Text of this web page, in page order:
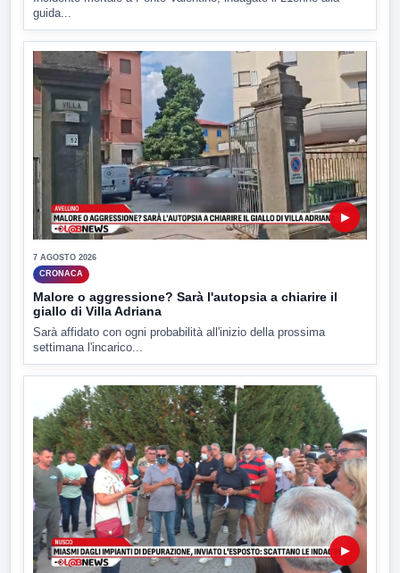
guida...
▶
7 AGOSTO 2026
CRONACA
Malore o aggressione? Sarà l'autopsia a chiarire il
giallo di Villa Adriana
Sarà affidato con ogni probabilità all'inizio della prossima
settimana l'incarico...
▶